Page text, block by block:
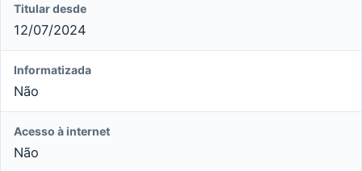
Titular desde
12/07/2024
Informatizada
Não
Acesso à internet
Não